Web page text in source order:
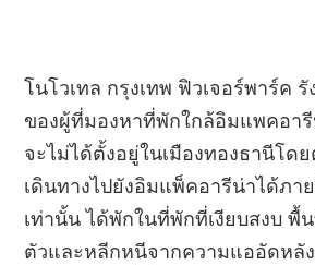
โนโวเทล กรุงเทพ ฟิวเจอร์พาร์ค
ของผู้ที่มองหาที่พักใกล้อิมแพคอา
จะไม่ได้ตั้งอยู่ในเมืองทองธานีโด
เดินทางไปยังอิมแพ็คอารีน่าได้ภา
เท่านั้น ได้พักในที่พักที่เงียบสงบ พื้
ตัวและหลีกหนีจากความแออัดหลัง